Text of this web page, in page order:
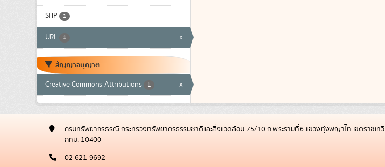
SHP 1
URL 1 x
สัญญาอนุญาต
Creative Commons Attributions 1 x
กรมทรัพยากรธรณี กระทรวงทรัพยากรธรรมชาติและสิ่งแวดล้อม 75/10 ถ.พระรามที่6 แขวงทุ่งพญาไท เขตราชเทวี
กทม. 10400
02 621 9692